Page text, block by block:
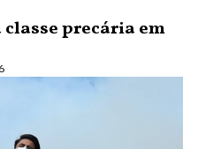
precária em